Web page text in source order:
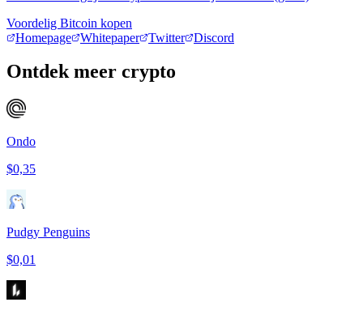
Voordelig Bitcoin kopen
Homepage
Whitepaper Twitter Discord
Ontdek meer crypto
Ondo
$0,35
Pudgy Penguins
$0,01